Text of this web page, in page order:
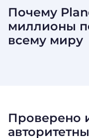
Почему
миллионы
всему миру
Проверено